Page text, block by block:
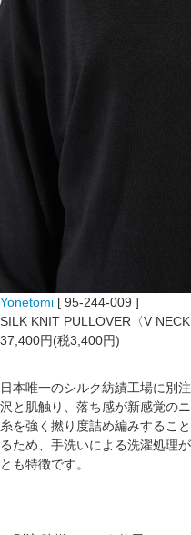
Yonetomi [ 95-244-009 ]
SILK KNIT PULLOVER〈V NECK
37,400円(税3,400円)
日本唯一のシルク紡績工場に別
沢と肌触り、落ち感が新感覚の
糸を強く撚り度詰め編みするこ
るため、手洗いによる洗濯処理
とも特徴です。